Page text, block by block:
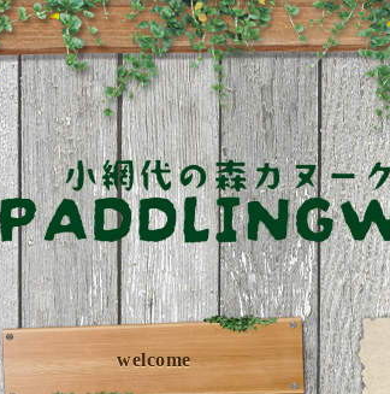
welcome